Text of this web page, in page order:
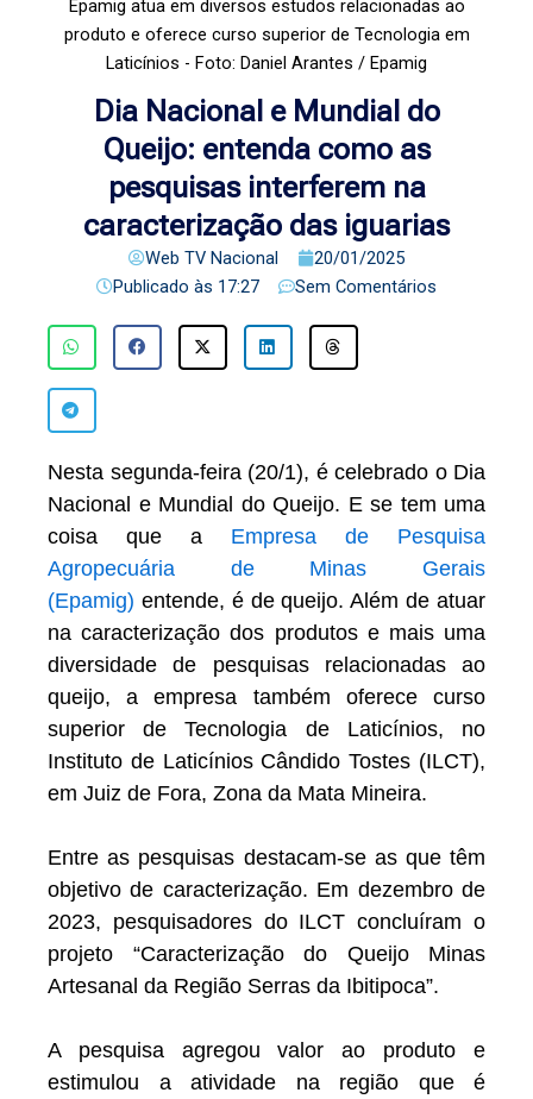
Epamig atua em diversos estudos relacionadas ao
produto e oferece curso superior de Tecnologia em
Laticínios - Foto: Daniel Arantes / Epamig
Dia Nacional e Mundial do
Queijo: entenda como as
pesquisas interferem na
caracterização das iguarias
Web TV Nacional
20/01/2025
Publicado às 17:27 Sem Comentários
Nesta segunda-feira (20/1), é celebrado o Dia
Nacional e Mundial do Queijo. E se tem uma
coisa que a Empresa de Pesquisa
Agropecuária de Minas Gerais
(Epamig) entende, é de queijo. Além de atuar
na caracterização dos produtos e mais uma
diversidade de pesquisas relacionadas ao
queijo, a empresa também oferece curso
superior de Tecnologia de Laticínios, no
Instituto de Laticínios Cândido Tostes (ILCT),
em Juiz de Fora, Zona da Mata Mineira.
Entre as pesquisas destacam-se as que têm
objetivo de caracterização. Em dezembro de
2023, pesquisadores do ILCT concluíram o
projeto “Caracterização do Queijo Minas
Artesanal da Região Serras da Ibitipoca”.
A pesquisa agregou valor ao produto e
estimulou a atividade na região que é